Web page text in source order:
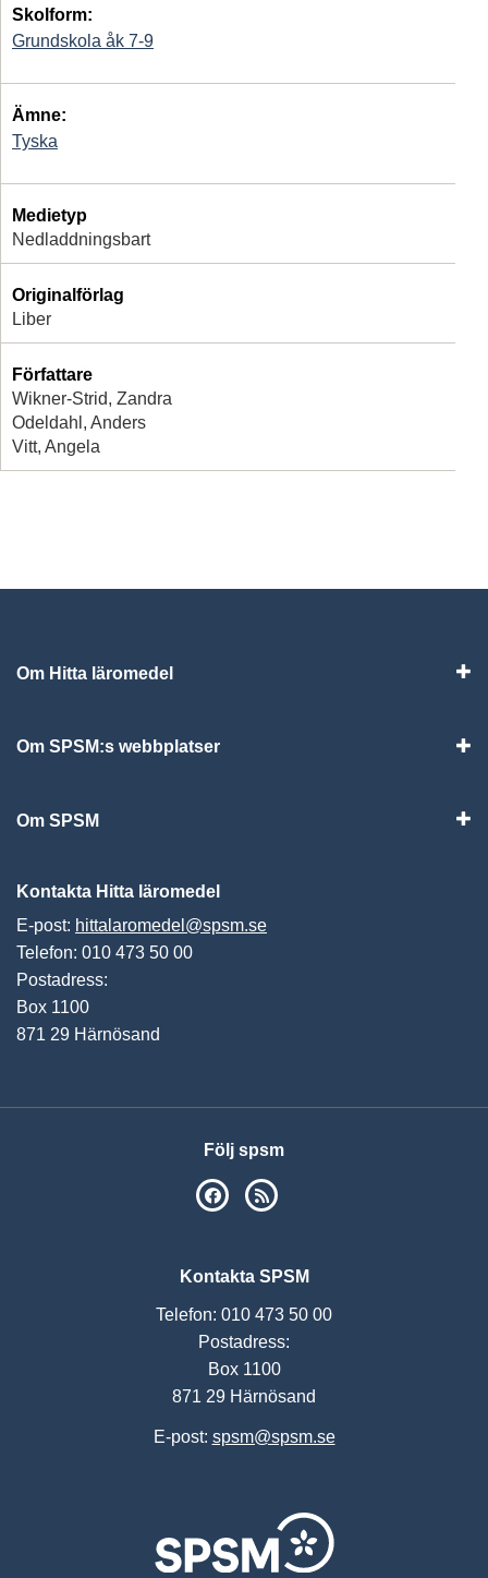
Skolform:
Grundskola åk 7-9
Ämne:
Tyska
Medietyp
Nedladdningsbart
Originalförlag
Liber
Författare
Wikner-Strid, Zandra
Odeldahl, Anders
Vitt, Angela
Om Hitta läromedel
Om SPSM:s webbplatser
Om SPSM
Kontakta Hitta läromedel
E-post: hittalaromedel@spsm.se
Telefon: 010 473 50 00
Postadress:
Box 1100
871 29 Härnösand
Följ spsm
SPSM på Facebook
Kontakta SPSM
Telefon: 010 473 50 00
Postadress:
Box 1100
871 29 Härnösand
E-post: spsm@spsm.se